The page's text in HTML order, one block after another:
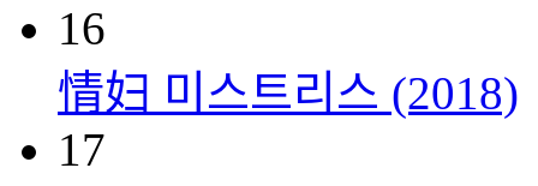
16
情妇 미스트리스 (2018)
17